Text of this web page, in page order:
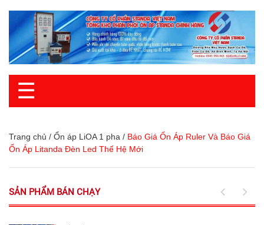
☰
Trang chủ / Ổn áp LiOA 1 pha / Báo Giá Ổn Áp Ruler Và Báo Giá
Ổn Áp Litanda Đèn Led Thế Hệ Mới
SẢN PHẨM BÁN CHẠY